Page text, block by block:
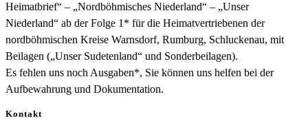
Heimatbrief“ – „Nordböhmisches Niederland“ – „Unser
Niederland“ ab der Folge 1* für die Heimatvertriebenen der
nordböhmischen Kreise Warnsdorf, Rumburg, Schluckenau, mit
Beilagen („Unser Sudetenland“ und Sonderbeilagen).
Es fehlen uns noch Ausgaben*, Sie können uns helfen bei der
Aufbewahrung und Dokumentation.
Kontakt